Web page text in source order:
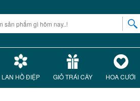
LAN HỒ ĐIỆP GIỎ TRÁI CÂY HOA CƯỚI